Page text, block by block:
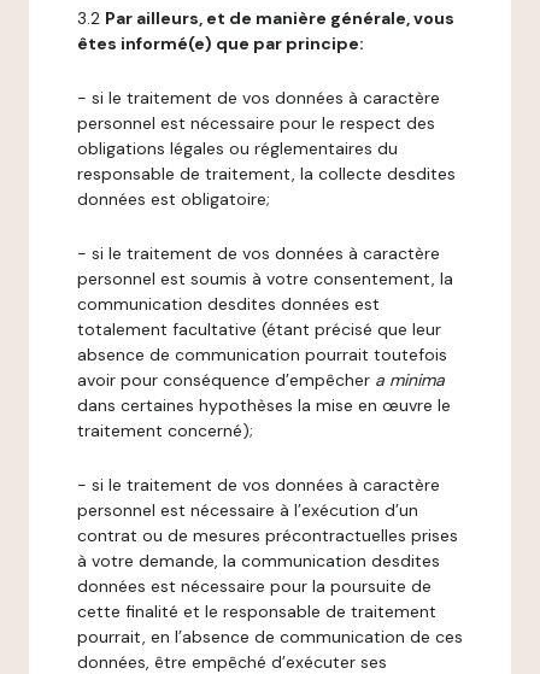
3.2 Par ailleurs, et de manière générale, vous
êtes informé(e) que par principe:
- si le traitement de vos données à caractère
personnel est nécessaire pour le respect des
obligations légales ou réglementaires du
responsable de traitement, la collecte desdites
données est obligatoire;
- si le traitement de vos données à caractère
personnel est soumis à votre consentement, la
communication desdites données est
totalement facultative (étant précisé que leur
absence de communication pourrait toutefois
avoir pour conséquence d’empêcher a minima
dans certaines hypothèses la mise en œuvre le
traitement concerné);
- si le traitement de vos données à caractère
personnel est nécessaire à l’exécution d’un
contrat ou de mesures précontractuelles prises
à votre demande, la communication desdites
données est nécessaire pour la poursuite de
cette finalité et le responsable de traitement
pourrait, en l’absence de communication de ces
données, être empêché d’exécuter ses